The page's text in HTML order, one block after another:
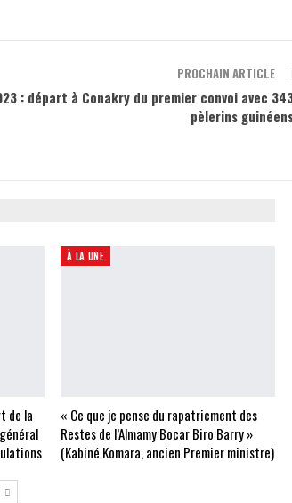
PROCHAIN ARTICLE
: départ à Conakry du premier convoi avec
pèlerins
de la
À LA UNE
« Ce que je pense du rapatriement des
Restes de l’Almamy Bocar Biro Barry »
(Kabiné Komara, ancien Premier ministre)